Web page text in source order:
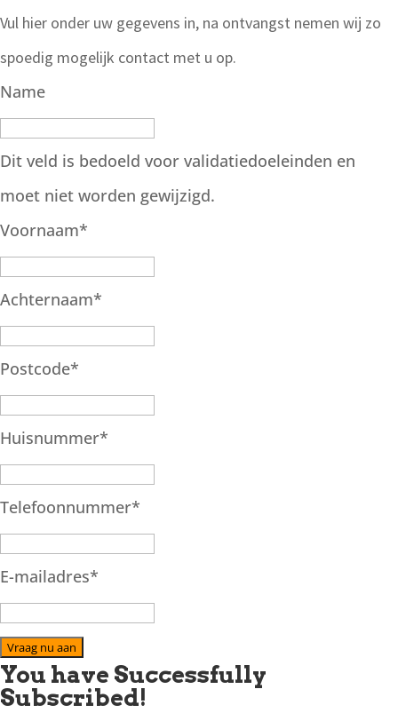
Vul hier onder uw gegevens in, na ontvangst nemen wij zo
spoedig mogelijk contact met u op.
Name
Dit veld is bedoeld voor validatiedoeleinden en
moet niet worden gewijzigd.
Voornaam*
Achternaam*
Postcode*
Huisnummer*
Telefoonnummer*
E-mailadres*
Vraag nu aan
You have Successfully
Subscribed!